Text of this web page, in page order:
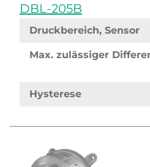
DBL-205B
Druckbereich, Sensor
Max. zulässiger
Hysterese